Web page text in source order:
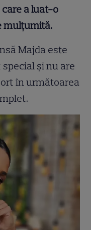
care a luat-o
mulțumită.
Majda este
și nu are
în următoarea